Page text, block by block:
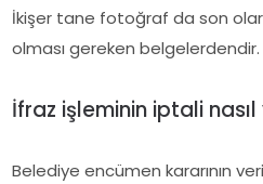
İkişer tane fotoğraf da son
olması gereken belgelerdendir.
İfraz işleminin iptali nasıl
Belediye encümen kararının